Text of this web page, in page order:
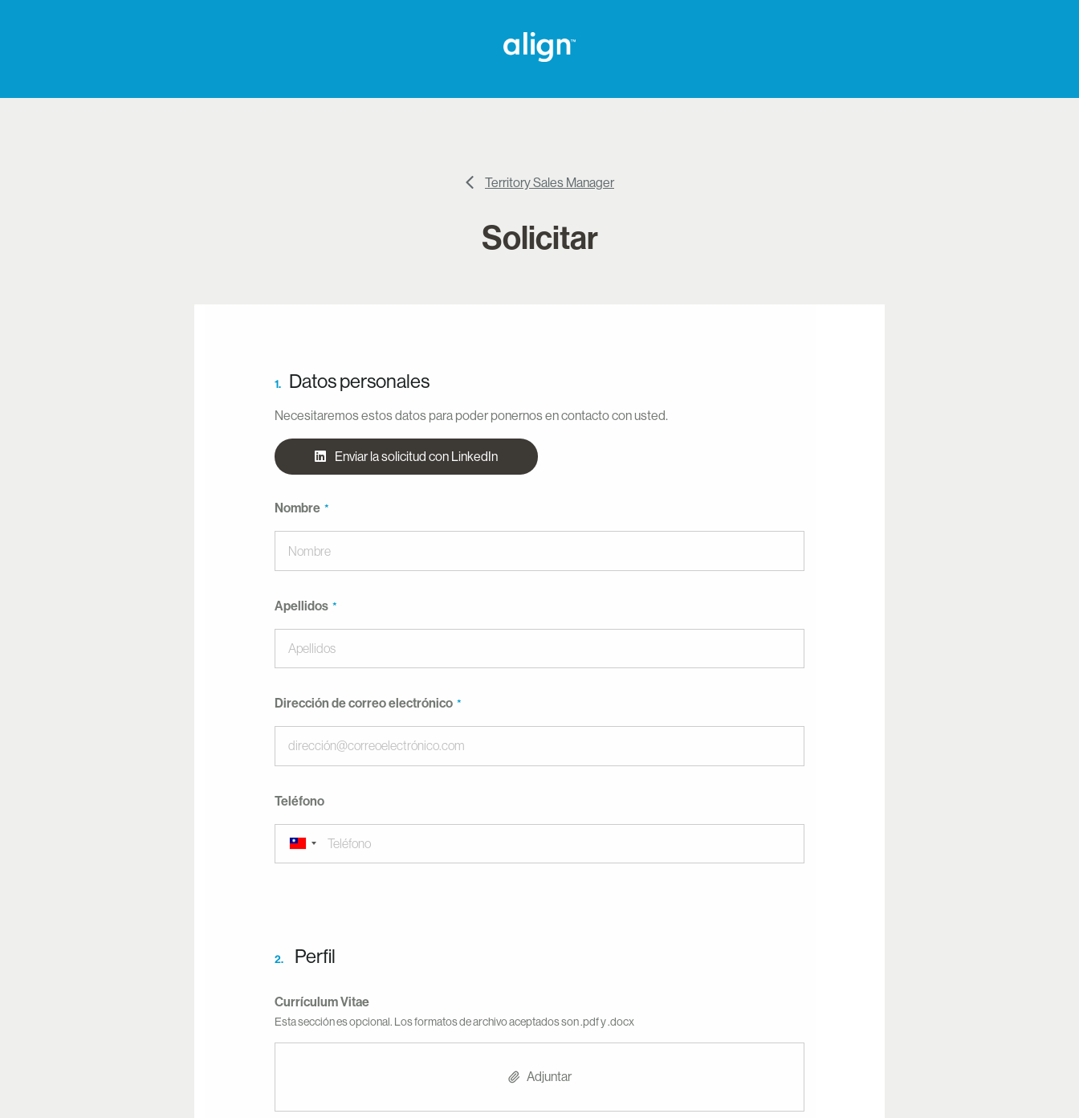
Territory Sales Manager
Solicitar
1. Datos personales
Necesitaremos estos datos para poder ponernos en contacto con usted.
Enviar la solicitud con LinkedIn
Nombre
Apellidos
Dirección de correo electrónico
Teléfono
2. Perfil
Currículum Vitae
Esta sección es opcional. Los formatos de archivo aceptados son .pdf y .docx
Adjuntar